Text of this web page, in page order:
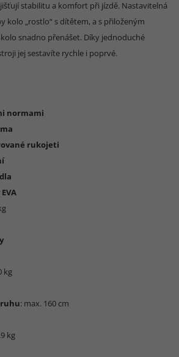
stabilitu a komfort při jízdě. Nastavitelná
kolo „rostlo“ s dítětem, a s přiloženým
snadno přenášet. Díky jednoduché
jej sestavíte rychle i poprvé.
normami
rukojeti
kg
: max. 160 cm
kg